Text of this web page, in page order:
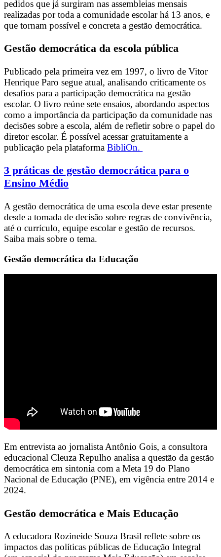
pedidos que já surgiram nas assembleias mensais
realizadas por toda a comunidade escolar há 13 anos, e
que tornam possível e concreta a gestão democrática.
Gestão democrática da escola pública
Publicado pela primeira vez em 1997, o livro de Vitor
Henrique Paro segue atual, analisando criticamente os
desafios para a participação democrática na gestão
escolar. O livro reúne sete ensaios, abordando aspectos
como a importância da participação da comunidade nas
decisões sobre a escola, além de refletir sobre o papel do
diretor escolar. É possível acessar gratuitamente a
publicação pela plataforma BibliOn.
3 práticas de gestão democrática para o
Ensino Médio
A gestão democrática de uma escola deve estar presente
desde a tomada de decisão sobre regras de convivência,
até o currículo, equipe escolar e gestão de recursos.
Saiba mais sobre o tema.
Gestão democrática da Educação
Em entrevista ao jornalista Antônio Gois, a consultora
educacional Cleuza Repulho analisa a questão da gestão
democrática em sintonia com a Meta 19 do Plano
Nacional de Educação (PNE), em vigência entre 2014 e
2024.
Gestão democrática e Mais Educação
A educadora Rozineide Souza Brasil reflete sobre os
impactos das políticas públicas de Educação Integral